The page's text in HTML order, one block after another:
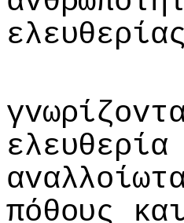
ελευθερίας
ελευθερία
πόθoυς
και